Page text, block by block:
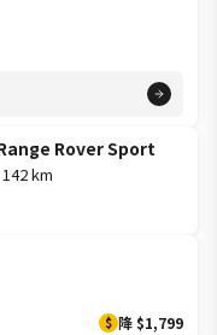
Rover Sport
142 km
$ 降 $1,799